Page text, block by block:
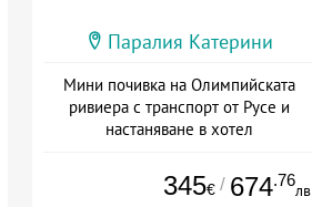
Паралия Катерини
Мини почивка на Олимпийската
ривиера с транспорт от Русе и
настаняване в хотел
345€ / 674.76
лв.